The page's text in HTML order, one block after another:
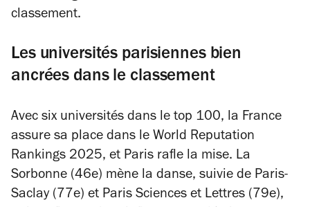
classement.
Les universités parisiennes bien
ancrées dans le classement
Avec six universités dans le top 100, la France
assure sa place dans le World Reputation
Rankings 2025, et Paris rafle la mise. La
Sorbonne (46e) mène la danse, suivie de Paris-
Saclay (77e) et Paris Sciences et Lettres (79e),